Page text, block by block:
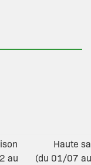
au
Haute
(du 01/07